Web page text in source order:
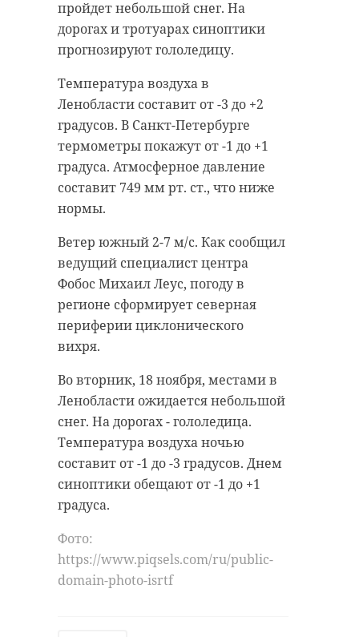
пройдет небольшой снег. На
дорогах и тротуарах синоптики
прогнозируют гололедицу.
Температура воздуха в
Ленобласти составит от -3 до +2
градусов. В Санкт-Петербурге
термометры покажут от -1 до +1
градуса. Атмосферное давление
составит 749 мм рт. ст., что ниже
нормы.
Ветер южный 2-7 м/с. Как сообщил
ведущий специалист центра
Фобос Михаил Леус, погоду в
регионе сформирует северная
периферии циклонического
вихря.
Во вторник, 18 ноября, местами в
Ленобласти ожидается небольшой
снег. На дорогах - гололедица.
Температура воздуха ночью
составит от -1 до -3 градусов. Днем
синоптики обещают от -1 до +1
градуса.
Фото:
https://www.piqsels.com/ru/public-
domain-photo-isrtf